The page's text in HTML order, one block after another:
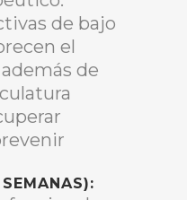
de bajo
el
de